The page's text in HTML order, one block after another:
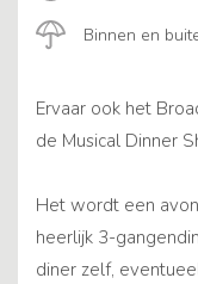
Binnen en
Ervaar ook het
de Musical Dinner
Het wordt een
heerlijk 3-
diner zelf,